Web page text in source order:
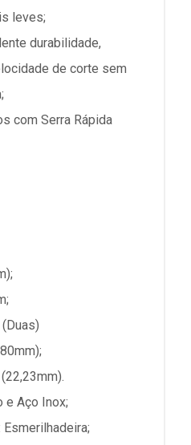
leves;
durabilidade,
de corte sem
com Serra Rápida
e Aço Inox;